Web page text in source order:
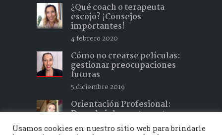
¿Qué coach o terapeuta
escojo? ¡Consejos
importantes!
4 febrero 2020
Cómo no crearse películas:
gestionar preocupaciones
futuras
5 diciembre 2019
Orientación Profesional:
Descubrir lo que te gusta y
hacer lo que te apasiona 2
Usamos cookies en nuestro sitio web para brindarle